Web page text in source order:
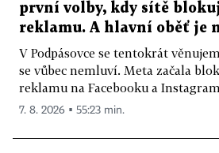
první volby, kdy sítě
reklamu. A hlavní oběť je
V Podpásovce se tentokrát
se vůbec nemluví. Meta začala
reklamu na Facebooku a
7. 8. 2026 ▪ 55:23 min.